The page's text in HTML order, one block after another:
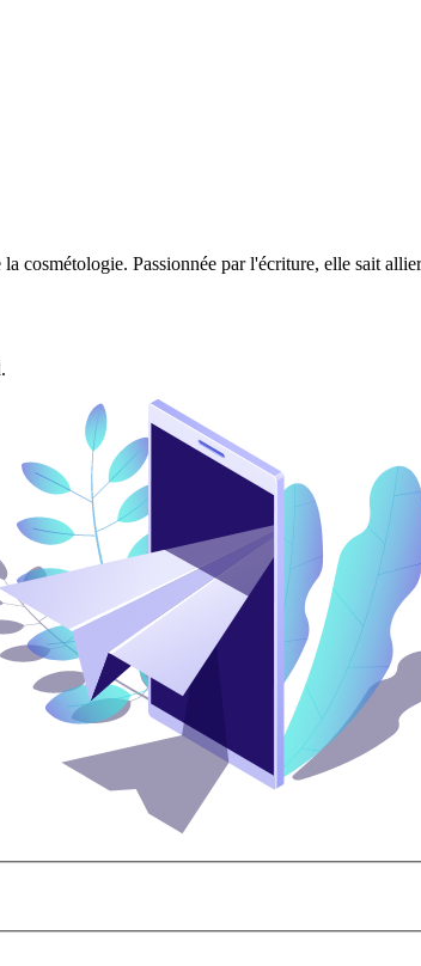
cosmétologie. Passionnée par l'écriture, elle sait